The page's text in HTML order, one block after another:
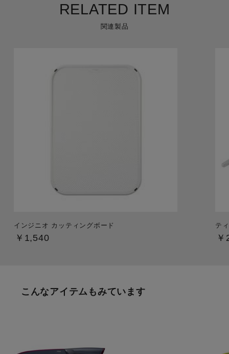
関連製品
RELATED ITEM
インジニオ カッティングボード
￥1,540
テ
こんなアイテムもみています